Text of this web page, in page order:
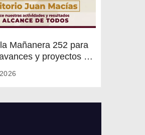
Mañanera 252 para
y proyectos de